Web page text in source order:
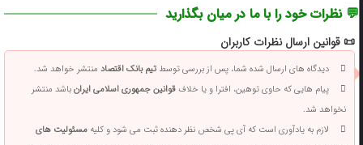
💬 نظرات خود را با ما در میان بگذارید
📜 قوانین ارسال نظرات کاربران
دیدگاه های ارسال شده شما، پس از بررسی توسطتیم بانک اقتصادمنتشر خواهد شد.
پیام هایی که حاوی توهین، افترا و یا خلافقوانین جمهوری اسلامی ایرانباشد منتشر
نخواهد شد.
لازم به یادآوری است که آی پی شخص نظر دهنده ثبت می شود و کلیهمسئولیت های